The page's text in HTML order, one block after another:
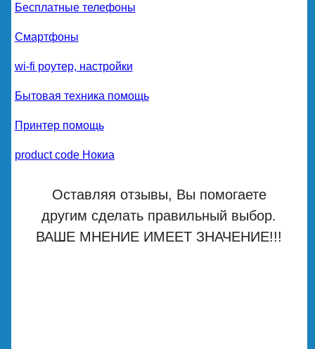
Бесплатные телефоны
Смартфоны
wi-fi роутер, настройки
Бытовая техника помощь
Принтер помощь
product code Нокиа
Оставляя отзывы, Вы помогаете
другим сделать правильный выбор.
ВАШЕ МНЕНИЕ ИМЕЕТ ЗНАЧЕНИЕ!!!